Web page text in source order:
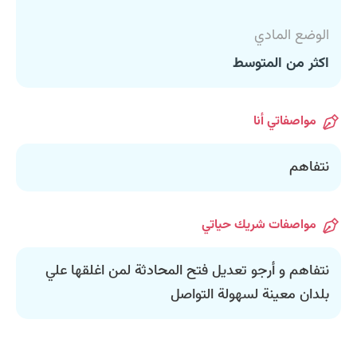
الوضع المادي
اكثر من المتوسط
مواصفاتي أنا
نتفاهم
مواصفات شريك حياتي
نتفاهم و أرجو تعديل فتح المحادثة لمن اغلقها علي
بلدان معينة لسهولة التواصل